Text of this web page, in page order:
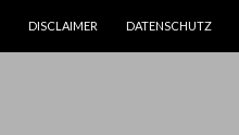
DISCLAIMER DATENSCHUTZ